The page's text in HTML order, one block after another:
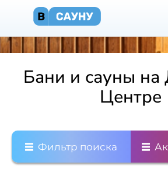
Бани и сауны на
Центре
Фильтр поиска